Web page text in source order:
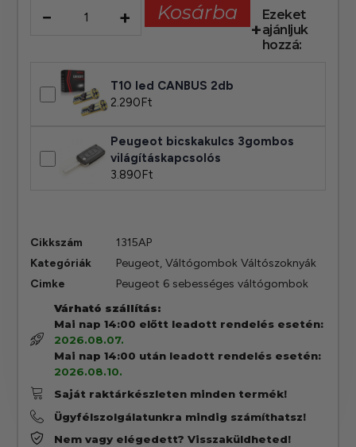
− + Kosárba
Ezeket
ajánljuk
hozzá:
T10 led CANBUS 2db
2.290Ft
Peugeot bicskakulcs 3gombos
világításkapcsolós
3.890 Ft
Cikkszám
1315AP
Kategóriák
Peugeot,Váltógombok Váltószoknyák
Cimke
Peugeot 6 sebességes váltógombok
Várható szállítás:
Mai nap 14:00 előtt leadott rendelés esetén:
2026.08.07.
Mai nap 14:00 után leadott rendelés esetén:
2026.08.10.
Saját raktárkészleten minden termék!
Ügyfélszolgálatunkra mindig számíthatsz!
Nem vagy elégedett? Visszaküldheted!